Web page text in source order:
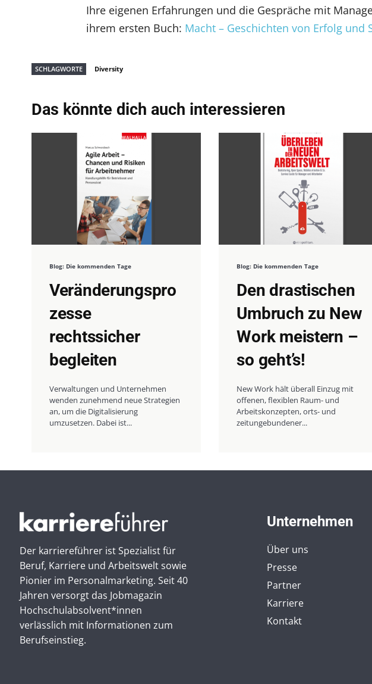
Ihre eigenen Erfahrungen und die Gespräche mit
ihrem ersten Buch: Macht – Geschichten von Erfolg und
SCHLAGWORTE Diversity
Das könnte dich auch interessieren
Blog: Die kommenden Tage
Veränderungspro
zesse
rechtssicher
begleiten
Verwaltungen und Unternehmen
wenden zunehmend neue Strategien
an, um die Digitalisierung
umzusetzen. Dabei ist...
Blog: Die kommenden Tage
Den drastischen
Umbruch zu New
Work meistern –
so geht’s!
New Work hält überall Einzug mit
offenen, flexiblen Raum- und
Arbeitskonzepten, orts- und
zeitungebundener...
Der karriereführer ist Spezialist für
Beruf, Karriere und Arbeitswelt sowie
Pionier im Personal­marketing. Seit 40
Jahren versorgt das Jobmagazin
Hochschul­absolvent*innen
verlässlich mit Informationen zum
Berufseinstieg.
Unternehmen
Über uns
Presse
Partner
Karriere
Kontakt